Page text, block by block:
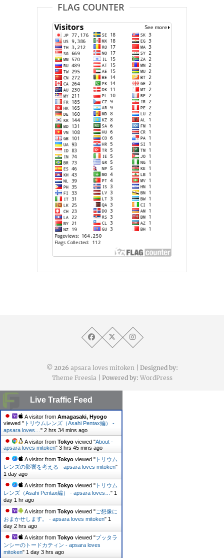
FLAG COUNTER
© 2026 apsara loves mitoken| Designed by:
Theme Freesia| Powered by: WordPress
Live Traffic Feed
A visitor from Amagasaki, Hyogo
viewed " トリウムレンズ（Asahi Pentax編） -
apsara loves… " 2 hrs 34 mins ago
A visitor from Tokyo viewed "About -
apsara loves mitoken" 3 hrs 45 mins ago
A visitor from Tokyo viewed " トリウム
レンズの影響を考える - apsara loves mitoken"
1 day ago
A visitor from Tokyo viewed " トリウム
レンズ（Asahi Pentax編） - apsara loves… " 1
day 1 hr ago
A visitor from Tokyo viewed "ご想像に
おまかせします。 - apsara loves mitoken" 1
day 2 hrs ago
A visitor from Tokyo viewed "プッタラ
ンシーのトードカティン - apsara loves
mitoken" 1 day 3 hrs ago